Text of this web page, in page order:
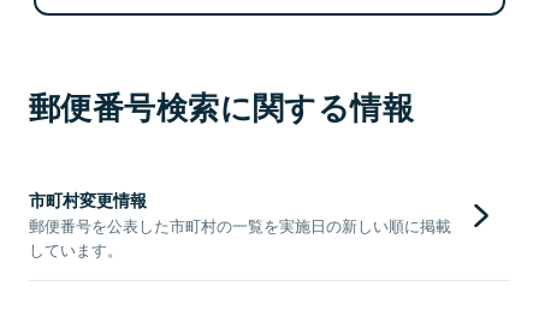
郵便番号検索に関する情報
市町村変更情報
郵便番号を公表した市町村の一覧を実施日の新しい順に掲載
しています。